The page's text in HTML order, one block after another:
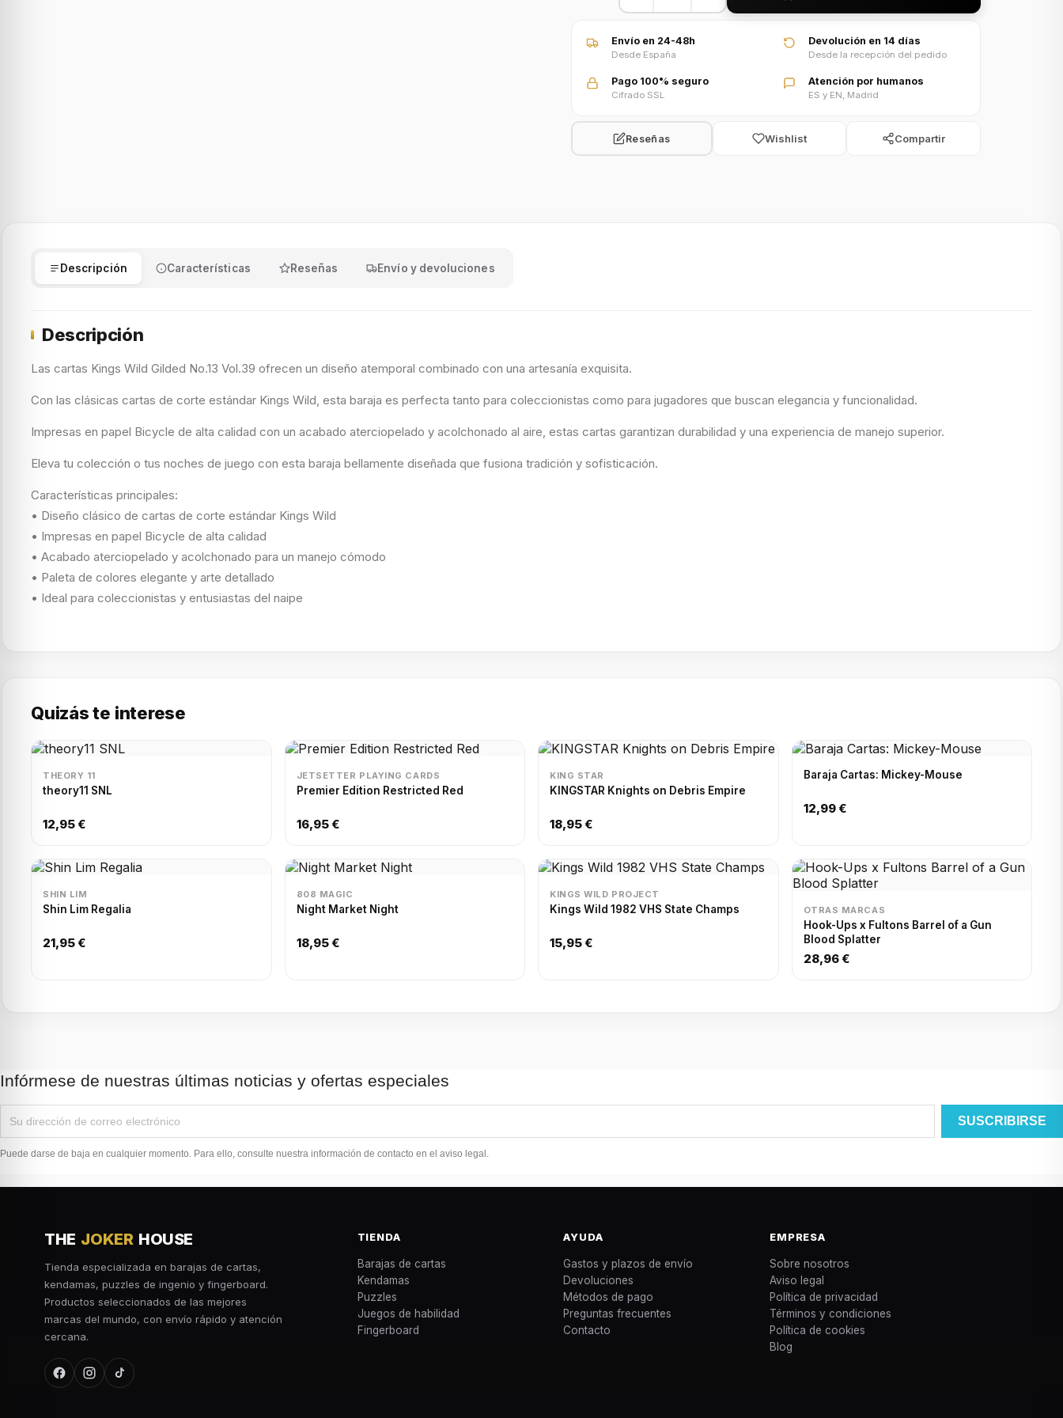
Envío en 24-48h
Desde España
Devolución en 14 días
Desde la recepción del pedido
Pago 100% seguro
Cifrado SSL
Atención por humanos
ES y EN, Madrid
Reseñas Wishlist Compartir
Descripción Características Reseñas Envío y devoluciones
Descripción
Las cartas Kings Wild Gilded No.13 Vol.39 ofrecen un diseño atemporal combinado con una artesanía exquisita.
Con las clásicas cartas de corte estándar Kings Wild, esta baraja es perfecta tanto para coleccionistas como para jugadores que buscan elegancia y funcionalidad.
Impresas en papel Bicycle de alta calidad con un acabado aterciopelado y acolchonado al aire, estas cartas garantizan durabilidad y una experiencia de manejo superior.
Eleva tu colección o tus noches de juego con esta baraja bellamente diseñada que fusiona tradición y sofisticación.
Características principales:
• Diseño clásico de cartas de corte estándar Kings Wild
• Impresas en papel Bicycle de alta calidad
• Acabado aterciopelado y acolchonado para un manejo cómodo
• Paleta de colores elegante y arte detallado
• Ideal para coleccionistas y entusiastas del naipe
Quizás te interese
THEORY 11
theory11 SNL
12,95 €
JETSETTER PLAYING CARDS
Premier Edition Restricted Red
16,95 €
KING STAR
KINGSTAR Knights on Debris Empire
18,95 €
Baraja Cartas: Mickey-Mouse
12,99 €
SHIN LIM
Shin Lim Regalia
21,95 €
808 MAGIC
Night Market Night
18,95 €
KINGS WILD PROJECT
Kings Wild 1982 VHS State Champs
15,95 €
OTRAS MARCAS
Hook-Ups x Fultons Barrel of a Gun
Blood Splatter
28,96 €
Infórmese de nuestras últimas noticias y ofertas especiales
Puede darse de baja en cualquier momento. Para ello, consulte nuestra información de contacto en el aviso legal.
THE JOKER HOUSE
Tienda especializada en barajas de cartas,
kendamas, puzzles de ingenio y fingerboard.
Productos seleccionados de las mejores
marcas del mundo, con envío rápido y atención
cercana.
TIENDA
Barajas de cartas
Kendamas
Puzzles
Juegos de habilidad
Fingerboard
AYUDA
Gastos y plazos de envío
Devoluciones
Métodos de pago
Preguntas frecuentes
Contacto
EMPRESA
Sobre nosotros
Aviso legal
Política de privacidad
Términos y condiciones
Política de cookies
Blog